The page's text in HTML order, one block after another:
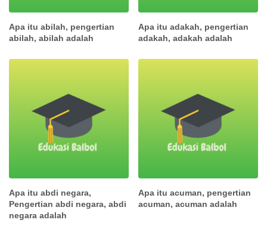
Apa itu abilah, pengertian
abilah, abilah adalah
Apa itu adakah, pengertian
adakah, adakah adalah
Apa itu abdi negara,
Pengertian abdi negara, abdi
negara adalah
Apa itu acuman, pengertian
acuman, acuman adalah